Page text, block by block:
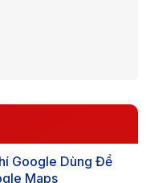
Google Dùng Để
Maps